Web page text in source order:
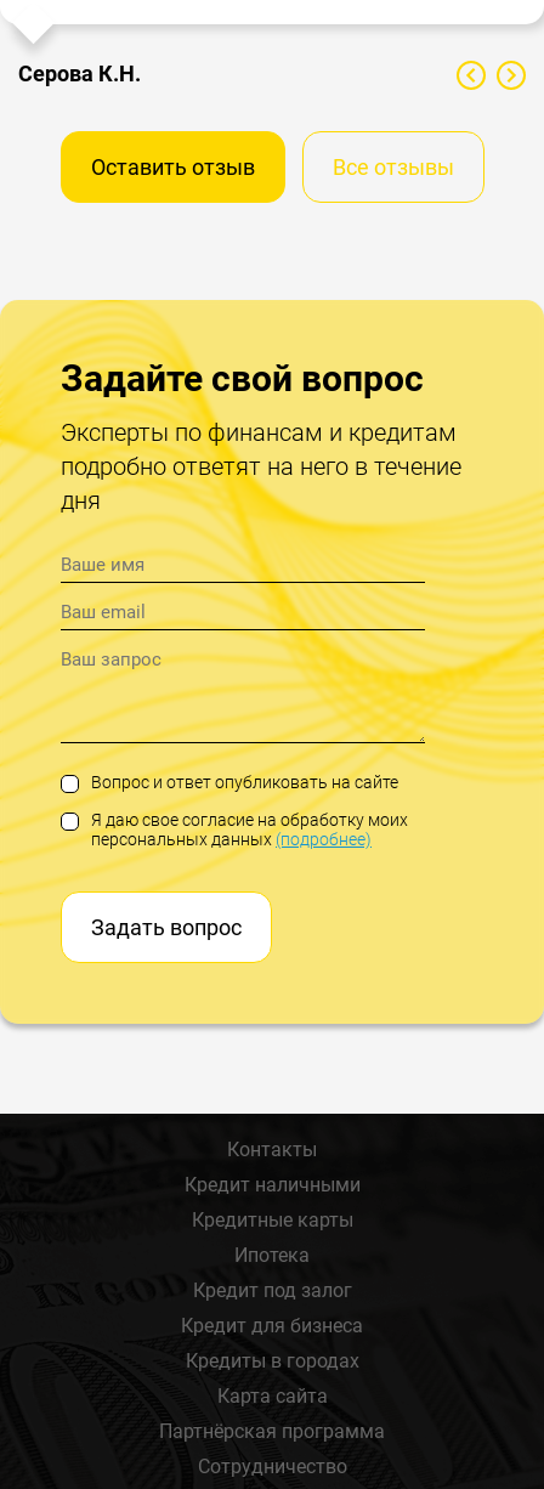
Серова К.Н.
Оставить отзыв Все отзывы
Задайте свой вопрос
Эксперты по финансам и кредитам
подробно ответят на него в течение
дня
Вопрос и ответ опубликовать на сайте
Я даю свое согласие на обработку моих
персональных данных(подробнее)
Задать вопрос
Контакты
Кредит наличными
Кредитные карты
Ипотека
Кредит под залог
Кредит для бизнеса
Кредиты в городах
Карта сайта
Партнёрская программа
Сотрудничество